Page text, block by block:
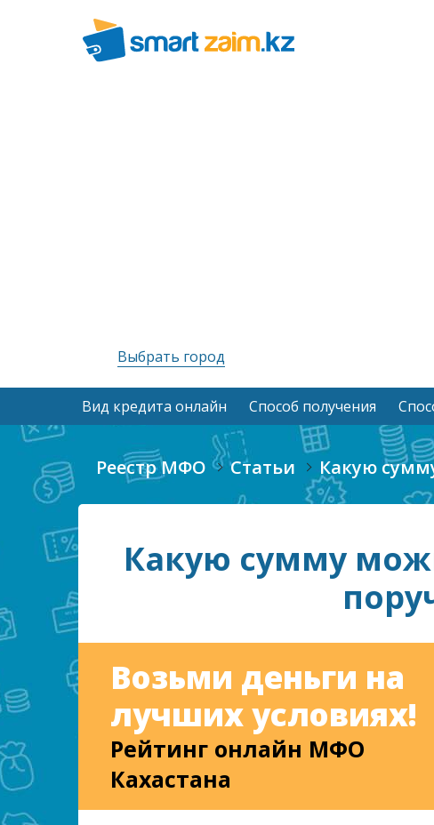
Выбрать город
Вид кредита онлайн Способ получения
Реестр МФО Статьи Какую
Какую сумму
Возьми деньги на
лучших условиях!
Рейтинг онлайн МФО
Кахастана